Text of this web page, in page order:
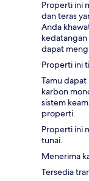
Properti ini
dan teras
Anda
dapat
Properti ini
Tamu
karbon
sistem
properti.
Properti ini
tunai.
Menerima
Tersedia